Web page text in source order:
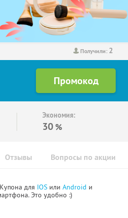
Получили: 2
Экономия:
30 %
Отзывы Вопросы по акции
для IOS или Android и
Это удобно :)